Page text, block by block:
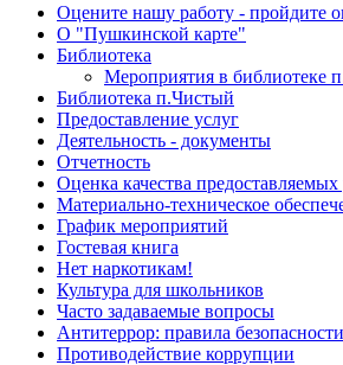
Оцените нашу работу - пройдите
О "Пушкинской карте"
Библиотека
Мероприятия в библиотеке
Библиотека п.Чистый
Предоставление услуг
Деятельность - документы
Отчетность
Оценка качества предоставляемых
Материально-техническое
График мероприятий
Гостевая книга
Нет наркотикам!
Культура для школьников
Часто задаваемые вопросы
Антитеррор: правила безопасности
Противодействие коррупции